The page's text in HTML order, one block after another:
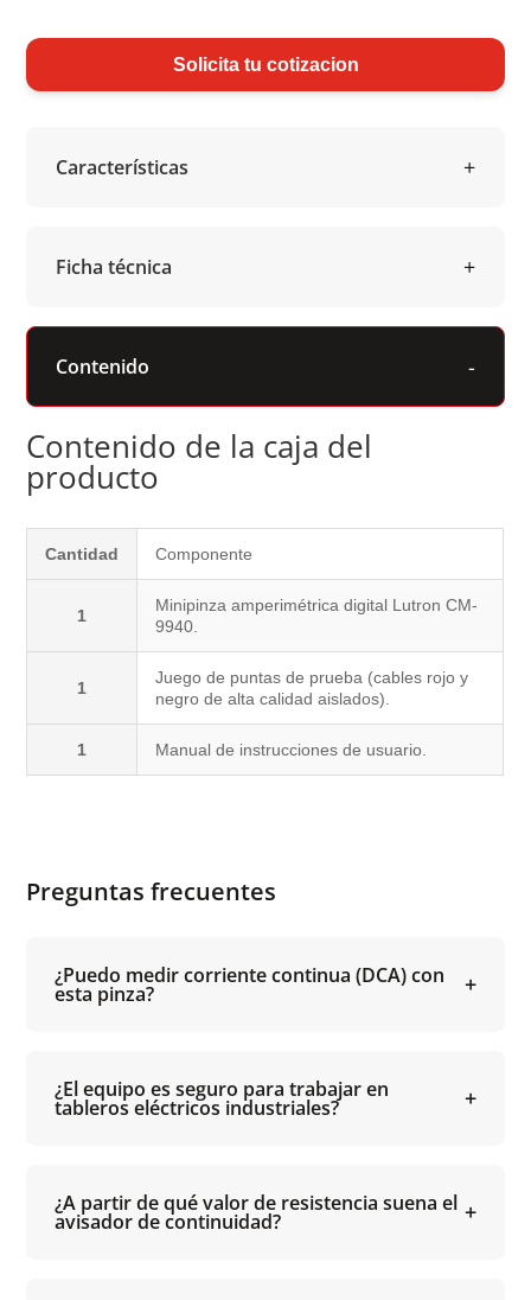
Solicita tu cotizacion
Características
Ficha técnica
Contenido
Contenido de la caja del
producto
Cantidad Componente
1
Minipinza amperimétrica digital Lutron CM-
9940.
1
Juego de puntas de prueba (cables rojo y
negro de alta calidad aislados).
1 Manual de instrucciones de usuario.
Preguntas frecuentes
¿Puedo medir corriente continua (DCA) con
esta pinza?
¿El equipo es seguro para trabajar en
tableros eléctricos industriales?
¿A partir de qué valor de resistencia suena el
avisador de continuidad?